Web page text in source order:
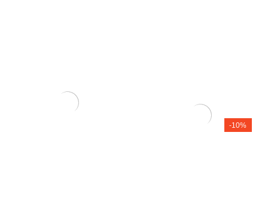
-10%